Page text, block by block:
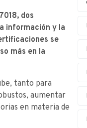
dos
información y la
se
más en la
tanto para
aumentar
en materia de